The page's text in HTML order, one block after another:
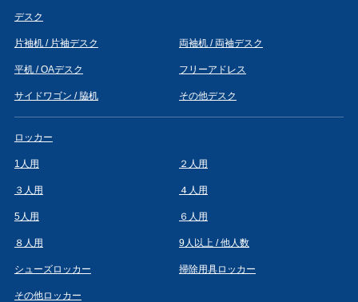
デスク
片袖机 / 片袖デスク 両袖机 / 両袖デスク
平机 / OAデスク フリーアドレス
サイドワゴン / 脇机 その他デスク
ロッカー
1人用 ２人用
３人用 ４人用
5人用 ６人用
８人用 9人以上 / 他人数
シューズロッカー 掃除用具ロッカー
その他ロッカー